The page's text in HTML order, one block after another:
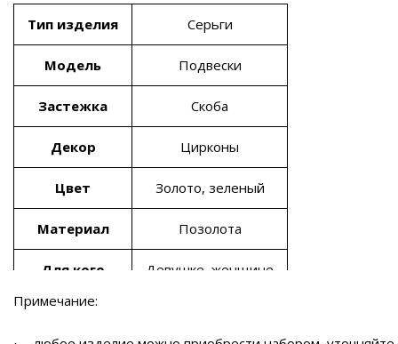
Тип изделия Серьги
Модель Подвески
Застежка Скоба
Декор Цирконы
Цвет Золото, зеленый
Материал Позолота
Для кого
Девушке, женщине
Примечание: